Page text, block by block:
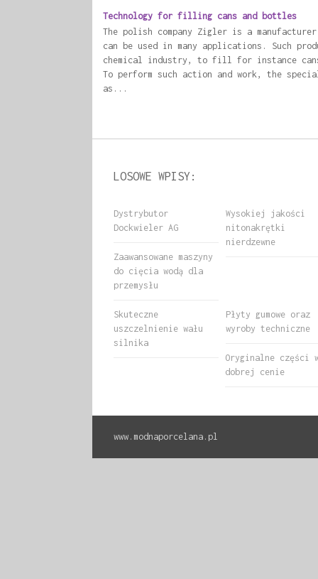
Technology for filling cans and bottles
The polish company Zigler is a
can be used in many applications. Such
chemical industry, to fill for instance
To perform such action and work, the
as...
LOSOWE WPISY:
Wysokiej jakości
nitonakrętki
nierdzewne
Dystrybutor
Dockwieler AG
Zaawansowane maszyny
do cięcia wodą dla
przemysłu
Skuteczne
uszczelnienie wału
silnika
Płyty gumowe oraz
wyroby techniczne
Oryginalne części
dobrej cenie
www.modnaporcelana.pl